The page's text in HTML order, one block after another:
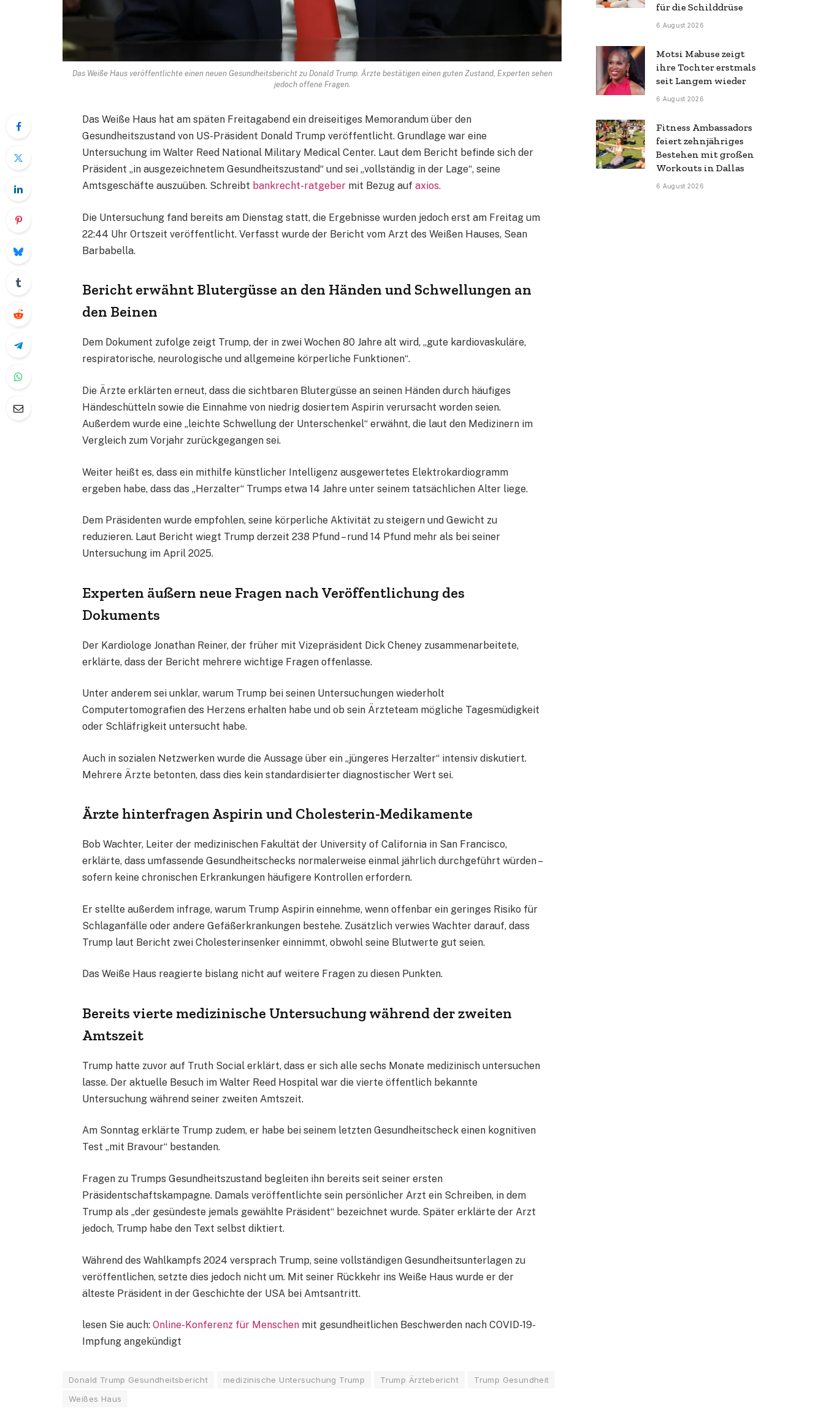
Das Weiße Haus veröffentlichte einen neuen Gesundheitsbericht zu Donald Trump. Ärzte bestätigen einen guten Zustand, Experten sehen
jedoch offene Fragen.
Das Weiße Haus hat am späten Freitagabend ein dreiseitiges Memorandum über den
Gesundheitszustand von US-Präsident Donald Trump veröffentlicht. Grundlage war eine
Untersuchung im Walter Reed National Military Medical Center. Laut dem Bericht befinde sich der
Präsident „in ausgezeichnetem Gesundheitszustand“ und sei „vollständig in der Lage“, seine
Amtsgeschäfte auszuüben. Schreibt bankrecht-ratgeber mit Bezug aufaxios.
Die Untersuchung fand bereits am Dienstag statt, die Ergebnisse wurden jedoch erst am Freitag um
22:44 Uhr Ortszeit veröffentlicht. Verfasst wurde der Bericht vom Arzt des Weißen Hauses, Sean
Barbabella.
Bericht erwähnt Blutergüsse an den Händen und Schwellungen an
den Beinen
Dem Dokument zufolge zeigt Trump, der in zwei Wochen 80 Jahre alt wird, „gute kardiovaskuläre,
respiratorische, neurologische und allgemeine körperliche Funktionen“.
Die Ärzte erklärten erneut, dass die sichtbaren Blutergüsse an seinen Händen durch häufiges
Händeschütteln sowie die Einnahme von niedrig dosiertem Aspirin verursacht worden seien.
Außerdem wurde eine „leichte Schwellung der Unterschenkel“ erwähnt, die laut den Medizinern im
Vergleich zum Vorjahr zurückgegangen sei.
Weiter heißt es, dass ein mithilfe künstlicher Intelligenz ausgewertetes Elektrokardiogramm
ergeben habe, dass das „Herzalter“ Trumps etwa 14 Jahre unter seinem tatsächlichen Alter liege.
Dem Präsidenten wurde empfohlen, seine körperliche Aktivität zu steigern und Gewicht zu
reduzieren. Laut Bericht wiegt Trump derzeit 238 Pfund – rund 14 Pfund mehr als bei seiner
Untersuchung im April 2025.
Experten äußern neue Fragen nach Veröffentlichung des
Dokuments
Der Kardiologe Jonathan Reiner, der früher mit Vizepräsident Dick Cheney zusammenarbeitete,
erklärte, dass der Bericht mehrere wichtige Fragen offenlasse.
Unter anderem sei unklar, warum Trump bei seinen Untersuchungen wiederholt
Computertomografien des Herzens erhalten habe und ob sein Ärzteteam mögliche Tagesmüdigkeit
oder Schläfrigkeit untersucht habe.
Auch in sozialen Netzwerken wurde die Aussage über ein „jüngeres Herzalter“ intensiv diskutiert.
Mehrere Ärzte betonten, dass dies kein standardisierter diagnostischer Wert sei.
Ärzte hinterfragen Aspirin und Cholesterin-Medikamente
Bob Wachter, Leiter der medizinischen Fakultät der University of California in San Francisco,
erklärte, dass umfassende Gesundheitschecks normalerweise einmal jährlich durchgeführt würden –
sofern keine chronischen Erkrankungen häufigere Kontrollen erfordern.
Er stellte außerdem infrage, warum Trump Aspirin einnehme, wenn offenbar ein geringes Risiko für
Schlaganfälle oder andere Gefäßerkrankungen bestehe. Zusätzlich verwies Wachter darauf, dass
Trump laut Bericht zwei Cholesterinsenker einnimmt, obwohl seine Blutwerte gut seien.
Das Weiße Haus reagierte bislang nicht auf weitere Fragen zu diesen Punkten.
Bereits vierte medizinische Untersuchung während der zweiten
Amtszeit
Trump hatte zuvor auf Truth Social erklärt, dass er sich alle sechs Monate medizinisch untersuchen
lasse. Der aktuelle Besuch im Walter Reed Hospital war die vierte öffentlich bekannte
Untersuchung während seiner zweiten Amtszeit.
Am Sonntag erklärte Trump zudem, er habe bei seinem letzten Gesundheitscheck einen kognitiven
Test „mit Bravour“ bestanden.
Fragen zu Trumps Gesundheitszustand begleiten ihn bereits seit seiner ersten
Präsidentschaftskampagne. Damals veröffentlichte sein persönlicher Arzt ein Schreiben, in dem
Trump als „der gesündeste jemals gewählte Präsident“ bezeichnet wurde. Später erklärte der Arzt
jedoch, Trump habe den Text selbst diktiert.
Während des Wahlkampfs 2024 versprach Trump, seine vollständigen Gesundheitsunterlagen zu
veröffentlichen, setzte dies jedoch nicht um. Mit seiner Rückkehr ins Weiße Haus wurde er der
älteste Präsident in der Geschichte der USA bei Amtsantritt.
lesen Sie auch:Online-Konferenz für Menschen mit gesundheitlichen Beschwerden nach COVID-19-
Impfung angekündigt
Donald Trump Gesundheitsbericht medizinische Untersuchung Trump Trump Ärztebericht
Trump Gesundheit
Weißes Haus
für die Schilddrüse
6 August 2026
Motsi Mabuse zeigt
ihre Tochter erstmals
seit Langem wieder
6 August 2026
Fitness Ambassadors
feiert zehnjähriges
Bestehen mit großen
Workouts in Dallas
6 August 2026